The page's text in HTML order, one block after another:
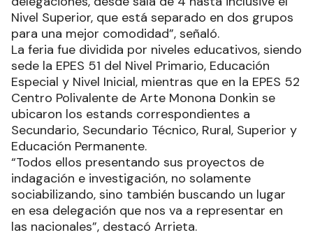
Nivel Superior, que está separado en dos grupos
para una mejor comodidad”, señaló.
La feria fue dividida por niveles educativos, siendo
sede la EPES 51 del Nivel Primario, Educación
Especial y Nivel Inicial, mientras que en la EPES 52
Centro Polivalente de Arte Monona Donkin se
ubicaron los estands correspondientes a
Secundario, Secundario Técnico, Rural, Superior y
Educación Permanente.
“Todos ellos presentando sus proyectos de
indagación e investigación, no solamente
sociabilizando, sino también buscando un lugar
en esa delegación que nos va a representar en
las nacionales”, destacó Arrieta.